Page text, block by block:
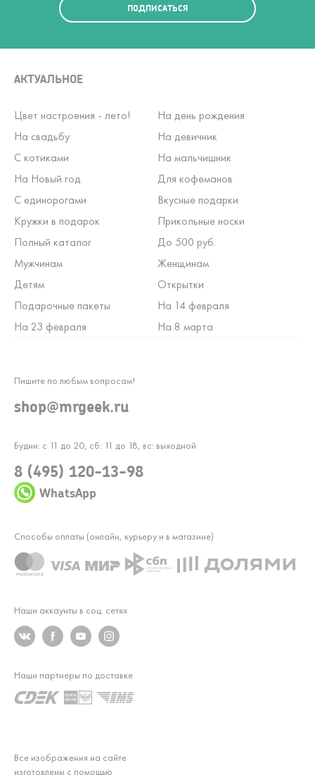
ПОДПИСАТЬСЯ
АКТУАЛЬНОЕ
Цвет настроения - лето!
На день рождения
На свадьбу
На девичник
С котиками
На мальчишник
На Новый год
Для кофеманов
С единорогами
Вкусные подарки
Кружки в подарок
Прикольные носки
Полный каталог
До 500 руб.
Мужчинам
Женщинам
Детям
Открытки
Подарочные пакеты
На 14 февраля
На 23 февраля
На 8 марта
Будни: с 11 до 20, сб: 11 до 18, вс: выходной
8 (495) 120-13-98
WhatsApp
Пишите по любым вопросам!
shop@mrgeek.ru
Наши аккаунты в соц. сетях
Все изображения на сайте
изготовлены с помощью
Способы оплаты (онлайн, курьеру и в магазине)
Наши партнеры по доставке